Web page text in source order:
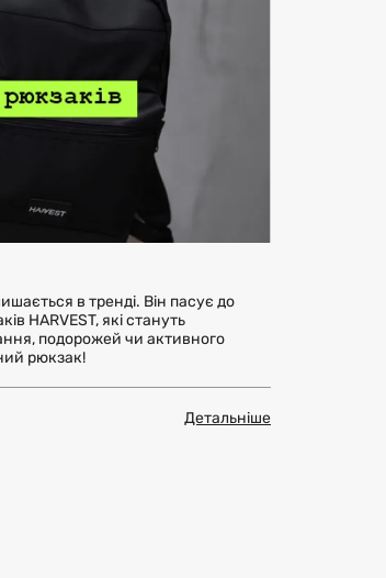
в тренді. Він пасує до
HARVEST, які стануть
подорожей чи активного
рюкзак!
Детальніше